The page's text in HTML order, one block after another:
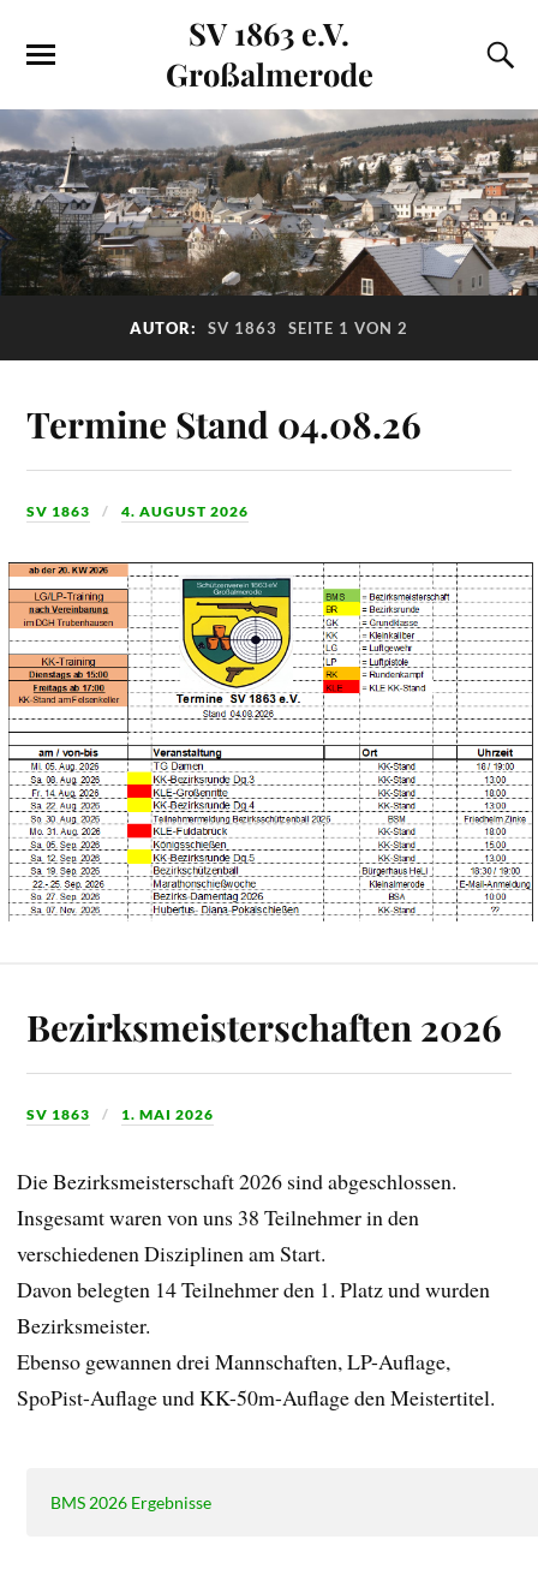
SV 1863 e.V.
Großalmerode
AUTOR: SV 1863 SEITE 1 VON 2
Termine Stand 04.08.26
SV 1863 4. AUGUST 2026
Bezirksmeisterschaften 2026
SV 1863 1. MAI 2026
Die Bezirksmeisterschaft 2026 sind abgeschlossen.
Insgesamt waren von uns 38 Teilnehmer in den
verschiedenen Disziplinen am Start.
Davon belegten 14 Teilnehmer den 1. Platz und wurden
Bezirksmeister.
Ebenso gewannen drei Mannschaften, LP-Auflage,
SpoPist-Auflage und KK-50m-Auflage den Meistertitel.
BMS 2026 Ergebnisse